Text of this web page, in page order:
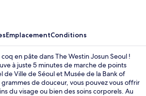
EmplacementConditions
en pâte dans The Westin Josun Seoul !
à juste 5 minutes de marche de points
Ville de Séoul et Musée de la Bank of
de douceur, vous pouvez vous offrir
du visage ou bien des soins corporels. Au